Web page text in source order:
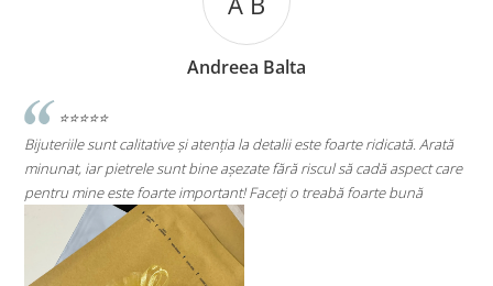
foarte ridicată. Arată
să cadă aspect care
treabă foarte bună
⭐⭐⭐⭐⭐
Super mulțumită!! Sunt superbi cerceii!!!